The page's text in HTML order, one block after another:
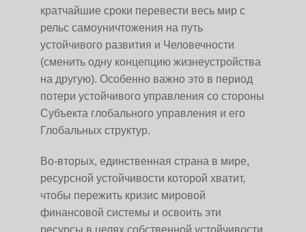
кратчайшие сроки перевести весь мир с
рельс самоуничтожения на путь
устойчивого развития и Человечности
(сменить одну концепцию жизнеустройства
на другую). Особенно важно это в период
потери устойчивого управления со стороны
Субъекта глобального управления и его
Глобальных структур.
Во-вторых, единственная страна в мире,
ресурсной устойчивости которой хватит,
чтобы пережить кризис мировой
финансовой системы и освоить эти
ресурсы в целях собственной устойчивости